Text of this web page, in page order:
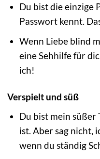
Du bist die einzige
Passwort kennt.
Wenn Liebe blind
eine Sehhilfe für
ich!
Verspielt und süß
Du bist mein süßer
ist. Aber sag nicht,
wenn du ständig